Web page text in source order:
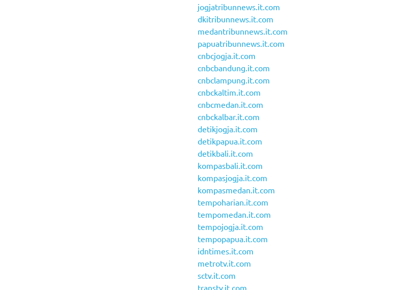
jogjatribunnews.it.com
dkitribunnews.it.com
medantribunnews.it.com
papuatribunnews.it.com
cnbcjogja.it.com
cnbcbandung.it.com
cnbclampung.it.com
cnbckaltim.it.com
cnbcmedan.it.com
cnbckalbar.it.com
detikjogja.it.com
detikpapua.it.com
detikbali.it.com
kompasbali.it.com
kompasjogja.it.com
kompasmedan.it.com
tempoharian.it.com
tempomedan.it.com
tempojogja.it.com
tempopapua.it.com
idntimes.it.com
metrotv.it.com
sctv.it.com
transtv.it.com